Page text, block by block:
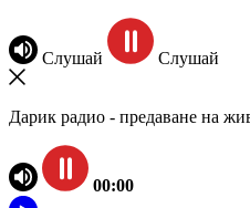
Слушай Слушай
Дарик радио - предаване на
00:00